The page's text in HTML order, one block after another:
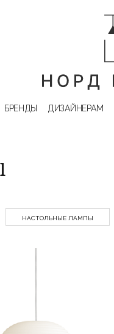
БРЕНДЫ ДИЗАЙНЕРАМ
НАСТОЛЬНЫЕ ЛАМПЫ